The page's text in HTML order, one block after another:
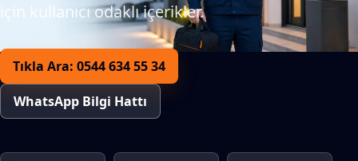
için kullanıcı odaklı içerikler.
Tıkla Ara: 0544 634 55 34
WhatsApp Bilgi Hattı